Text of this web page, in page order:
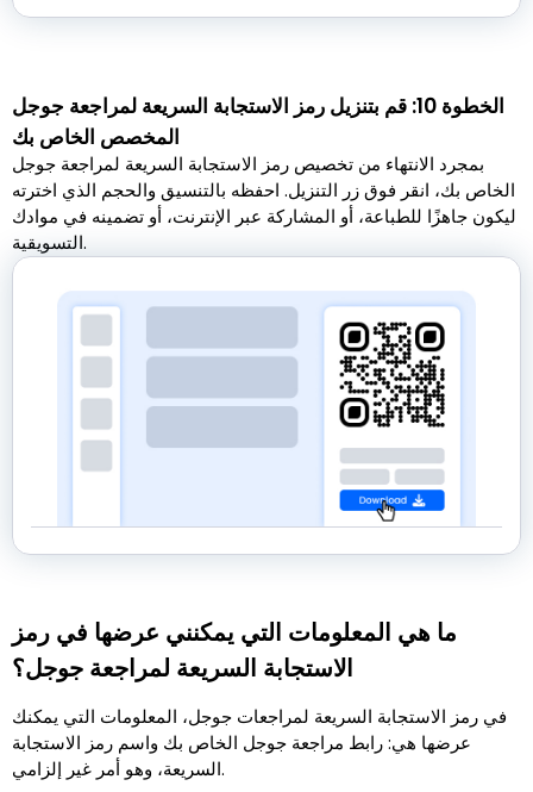
الخطوة 10: قم بتنزيل رمز الاستجابة السريعة لمراجعة جوجل
المخصص الخاص بك
بمجرد الانتهاء من تخصيص رمز الاستجابة السريعة لمراجعة جوجل
الخاص بك، انقر فوق زر التنزيل. احفظه بالتنسيق والحجم الذي اخترته
ليكون جاهزًا للطباعة، أو المشاركة عبر الإنترنت، أو تضمينه في موادك
التسويقية.
ما هي المعلومات التي يمكنني عرضها في رمز
الاستجابة السريعة لمراجعة جوجل؟
في رمز الاستجابة السريعة لمراجعات جوجل، المعلومات التي يمكنك
عرضها هي: رابط مراجعة جوجل الخاص بك واسم رمز الاستجابة
السريعة، وهو أمر غير إلزامي.